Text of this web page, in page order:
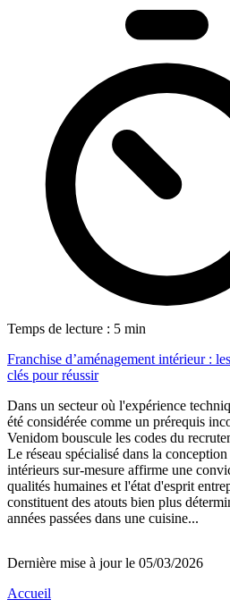
Temps de lecture : 5 min
Franchise d’aménagement intérieur :
clés pour réussir
Dans un secteur où l'expérience
été considérée comme un prérequis
Venidom bouscule les codes du
Le réseau spécialisé dans la
intérieurs sur-mesure affirme une
qualités humaines et l'état d'esprit
constituent des atouts bien plus
années passées dans une cuisine...
Dernière mise à jour le 05/03/2026
Accueil